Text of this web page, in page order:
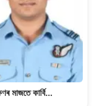
মাজতে কাৰ্বি…